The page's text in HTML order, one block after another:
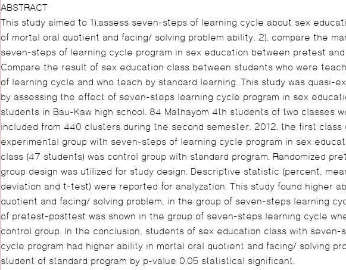
ABSTRACT
This study aimed to 1).assess seven-steps of learning cycle about sex
of mortal oral quotient and facing/ solving problem ability, 2). compare the management of
seven-steps of learning cycle program in sex education between pretest
Compare the result of sex education class between students who were
of learning cycle and who teach by standard learning. This study was quasi-experimental design
by assessing the effect of seven-steps learning cycle program in sex
students in Bau-Kaw high school. 84 Mathayom 4th students of two classes
included from 440 clusters during the second semester, 2012. the first class
experimental group with seven-steps of learning cycle program in sex
class (47 students) was control group with standard program. Randomized
group design was utilized for study design. Descriptive statistic (percent,
deviation and t-test) were reported for analyzation. This study found higher
quotient and facing/ solving problem, in the group of seven-steps learning
of pretest-posttest was shown in the group of seven-steps learning cycle when compare to
control group. In the conclusion, students of sex education class with seven-
cycle program had higher ability in mortal oral quotient and facing/ solving problem ability than
student of standard program by p-value 0.05 statistical significant.